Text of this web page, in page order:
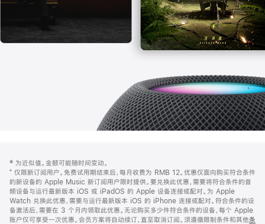
页
页
脚
注
‡ 为近似值。金额可能随时间变动。
⁺ 仅限新订阅用户。免费试用期结束后，每月收费为 RMB 12。优惠仅面向购买符合条件
的新设备的 Apple Music 新订阅用户限时提供。要兑换此优惠，需要将符合条件的音
频设备与运行最新版本 iOS 或 iPadOS 的 Apple 设备连接或配对。为 Apple
Watch 兑换此优惠，需要与运行最新版本 iOS 的 iPhone 连接或配对。符合条件的设
备激活后，需要在 3 个月内领取此优惠。无论购买多少件符合条件的设备，每个 Apple
账户仅可享受一次优惠。会员方案将自动续订，直至取消订阅。须遵循限制条件和其他条